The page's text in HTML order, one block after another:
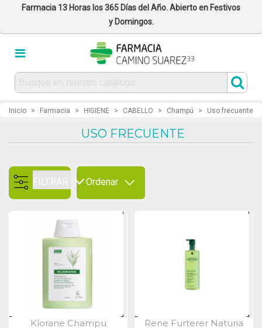
Farmacia 13 Horas los 365 Días del Año. Abierto en Festivos
y Domingos.
Inicio > Farmacia > HIGIENE > CABELLO > Champú > Uso frecuente
USO FRECUENTE
FILTRAR Ordenar
Vista Rápida
Klorane Champu
Vista Rápida
Rene Furterer Naturia